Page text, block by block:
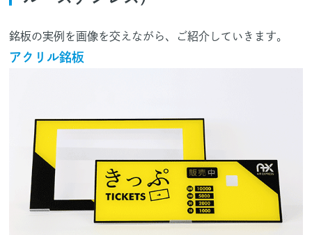
銘板の実例を画像を交えながら、ご紹介していきます。
アクリル銘板